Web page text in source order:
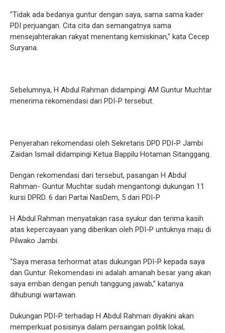
"Tidak ada bedanya guntur dengan saya, sama sama kader
PDI perjuangan. Cita cita dan semangatnya sama
mensejahterakan rakyat menentang kemiskinan," kata Cecep
Suryana.
Sebelumnya, H Abdul Rahman didampingi AM Guntur Muchtar
menerima rekomendasi dari PDI-P tersebut.
Penyerahan rekomendasi oleh Sekretaris DPD PDI-P Jambi
Zaidan Ismail didampingi Ketua Bappilu Hotaman Sitanggang.
Dengan rekomendasi dari tersebut, pasangan H Abdul
Rahman- Guntur Muchtar sudah mengantongi dukungan 11
kursi DPRD. 6 dari Partai NasDem, 5 dari PDI-P
H Abdul Rahman menyatakan rasa syukur dan terima kasih
atas kepercayaan yang diberikan oleh PDI-P untuknya maju di
Pilwako Jambi.
"Saya merasa terhormat atas dukungan PDI-P kepada saya
dan Guntur. Rekomendasi ini adalah amanah besar yang akan
saya emban dengan penuh tanggung jawab,” katanya
dihubungi wartawan.
Dukungan PDI-P terhadap H Abdul Rahman diyakini akan
memperkuat posisinya dalam persaingan politik lokal,